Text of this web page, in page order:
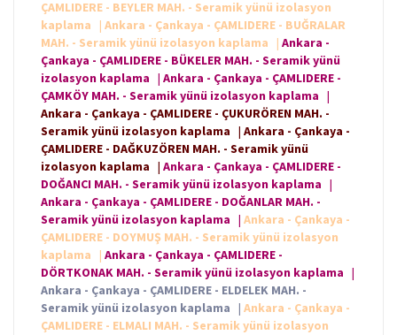
ÇAMLIDERE - BEYLER MAH. - Seramik yünü izolasyon
kaplama
| Ankara - Çankaya - ÇAMLIDERE - BUĞRALAR
MAH. - Seramik yünü izolasyon kaplama
| Ankara -
Çankaya - ÇAMLIDERE - BÜKELER MAH. - Seramik yünü
izolasyon kaplama | Ankara - Çankaya - ÇAMLIDERE -
ÇAMKÖY MAH. - Seramik yünü izolasyon kaplama |
Ankara - Çankaya - ÇAMLIDERE - ÇUKURÖREN MAH. -
Seramik yünü izolasyon kaplama | Ankara - Çankaya -
ÇAMLIDERE - DAĞKUZÖREN MAH. - Seramik yünü
izolasyon kaplama | Ankara - Çankaya - ÇAMLIDERE -
DOĞANCI MAH. - Seramik yünü izolasyon kaplama |
Ankara - Çankaya - ÇAMLIDERE - DOĞANLAR MAH. -
Seramik yünü izolasyon kaplama | Ankara - Çankaya -
ÇAMLIDERE - DOYMUŞ MAH. - Seramik yünü izolasyon
kaplama
| Ankara - Çankaya - ÇAMLIDERE -
DÖRTKONAK MAH. - Seramik yünü izolasyon kaplama |
Ankara - Çankaya - ÇAMLIDERE - ELDELEK MAH. -
Seramik yünü izolasyon kaplama | Ankara - Çankaya -
ÇAMLIDERE - ELMALI MAH. - Seramik yünü izolasyon